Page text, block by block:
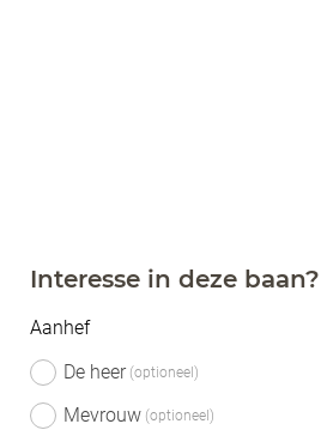
Interesse in deze baan?
Aanhef
De heer
Mevrouw